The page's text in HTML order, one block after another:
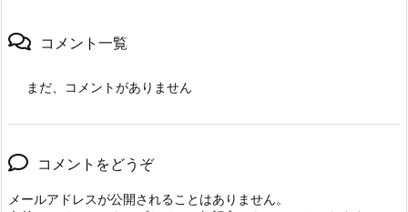
コメント一覧
まだ、コメントがありません
コメントをどうぞ
メールアドレスが公開されることはありません。